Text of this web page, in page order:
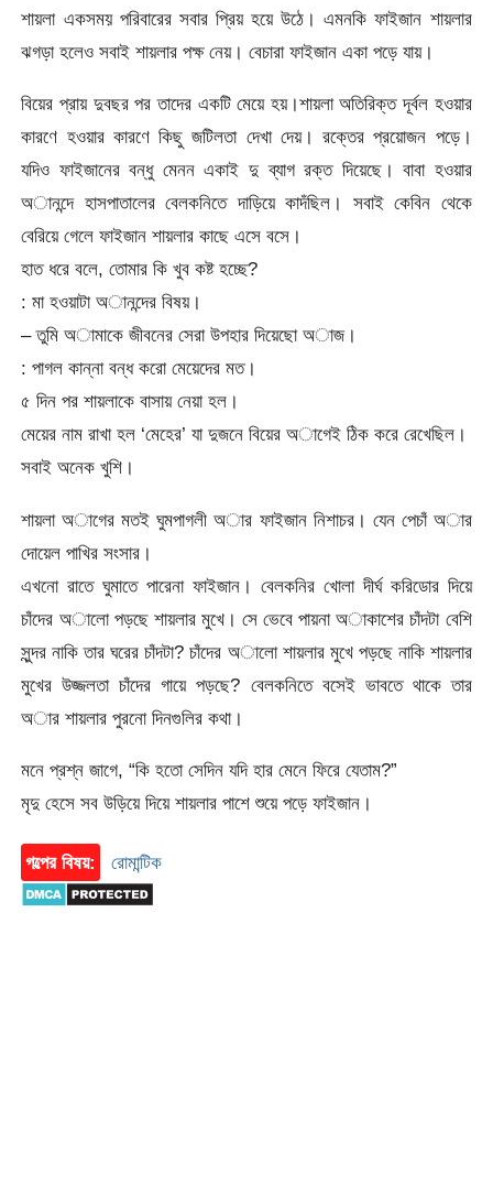
শায়লা একসময় পরিবারের সবার প্রিয় হয়ে উঠে। এমনকি ফাইজান শায়লার
ঝগড়া হলেও সবাই শায়লার পক্ষ নেয়। বেচারা ফাইজান একা পড়ে যায়।
বিয়ের প্রায় দুবছর পর তাদের একটি মেয়ে হয়।শায়লা অতিরিক্ত দূর্বল হওয়ার
কারণে হওয়ার কারণে কিছু জটিলতা দেখা দেয়। রক্তের প্রয়োজন পড়ে।
যদিও ফাইজানের বন্ধু ‌মেনন একাই দু ব্যাগ রক্ত দিয়েছে। বাবা হওয়ার
অানন্দে হাসপাতালের বেলকনিতে দাড়িয়ে কাদঁছিল। সবাই কেবিন থেকে
বেরিয়ে গেলে ফাইজান শায়লার কাছে এসে বসে।
হাত ধরে বলে, তোমার কি খুব কষ্ট হচ্ছে?
: মা হওয়াটা অানন্দের বিষয়।
– তুমি অামাকে জীবনের সেরা উপহার দিয়েছো অাজ।
: পাগল কান্না বন্ধ করো মেয়েদের মত।
৫ দিন পর শায়লাকে বাসায় নেয়া হল।
মেয়ের নাম রাখা হল ‘মেহের’ যা দুজনে বিয়ের অাগেই ঠিক করে রেখেছিল।
সবাই অনেক খুশি।
শায়লা অাগের মতই ঘুমপাগলী অার ফাইজান নিশাচর। যেন পেচাঁ অার
দোয়েল পাখির সংসার।
এখনো রাতে ঘুমাতে পারেনা ফাইজান। বেলকনির খোলা দীর্ঘ করিডোর দিয়ে
চাঁদের অালো পড়ছে শায়লার মুখে। সে ভেবে পায়না অাকাশের চাঁদটা বেশি
সুন্দর নাকি তার ঘরের চাঁদটা? চাঁদের অালো শায়লার মুখে পড়ছে নাকি শায়লার
মুখের উজ্জলতা চাঁদের গায়ে পড়ছে? বেলকনিতে বসেই ভাবতে থাকে তার
অার শায়লার পুরনো দিনগুলির কথা।
মনে প্রশ্ন জাগে, “কি হতো সেদিন যদি হার মেনে ফিরে যেতাম?”
মৃদু হেসে সব উড়িয়ে দিয়ে শায়লার পাশে শুয়ে পড়ে ফাইজান।
গল্পের বিষয়: রোমান্টিক